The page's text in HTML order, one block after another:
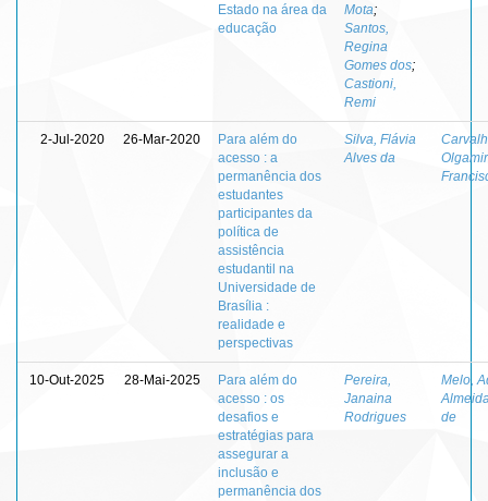
Estado na área da
educação
Mota;
Santos,
Regina
Gomes dos;
Castioni,
Remi
2-Jul-2020 26-Mar-2020
Para além do
acesso : a
permanência dos
estudantes
participantes da
política de
assistência
estudantil na
Universidade de
Brasília :
realidade e
perspectivas
Silva, Flávia
Alves da
Olgamir
10-Out-2025 28-Mai-2025
Para além do
acesso : os
desafios e
estratégias para
assegurar a
inclusão e
permanência dos
Pereira,
Janaina
Rodrigues
Melo,
de